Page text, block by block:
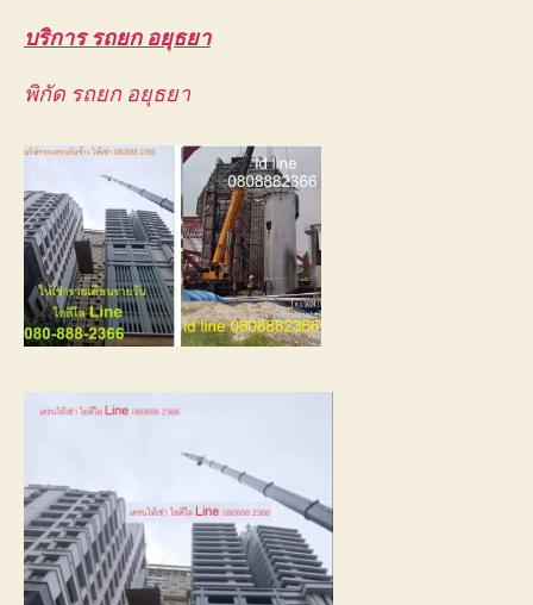
บริการ รถยก อยุธยา
พิกัด รถยก อยุธยา